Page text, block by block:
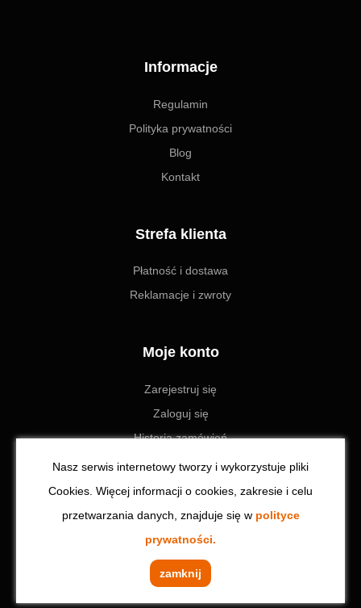
Nasz serwis internetowy tworzy i wykorzystuje pliki
Cookies. Więcej informacji o cookies, zakresie i celu
przetwarzania danych, znajduje się w polityce
prywatności.
zamknij
Informacje
Regulamin
Polityka prywatności
Blog
Kontakt
Strefa klienta
Płatność i dostawa
Reklamacje i zwroty
Moje konto
Zarejestruj się
Zaloguj się
Historia zamówień
Ustawienia
© 2023 Toolzone.pl | Wszystkie prawa zastrzeżone. Realizacja: